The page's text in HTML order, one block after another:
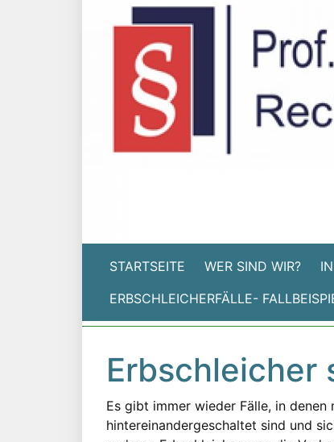
STARTSEITE WER SIND WIR?
ERBSCHLEICHERFÄLLE-
Erbschleicher
Es gibt immer wieder Fälle, in
hintereinandergeschaltet sind und